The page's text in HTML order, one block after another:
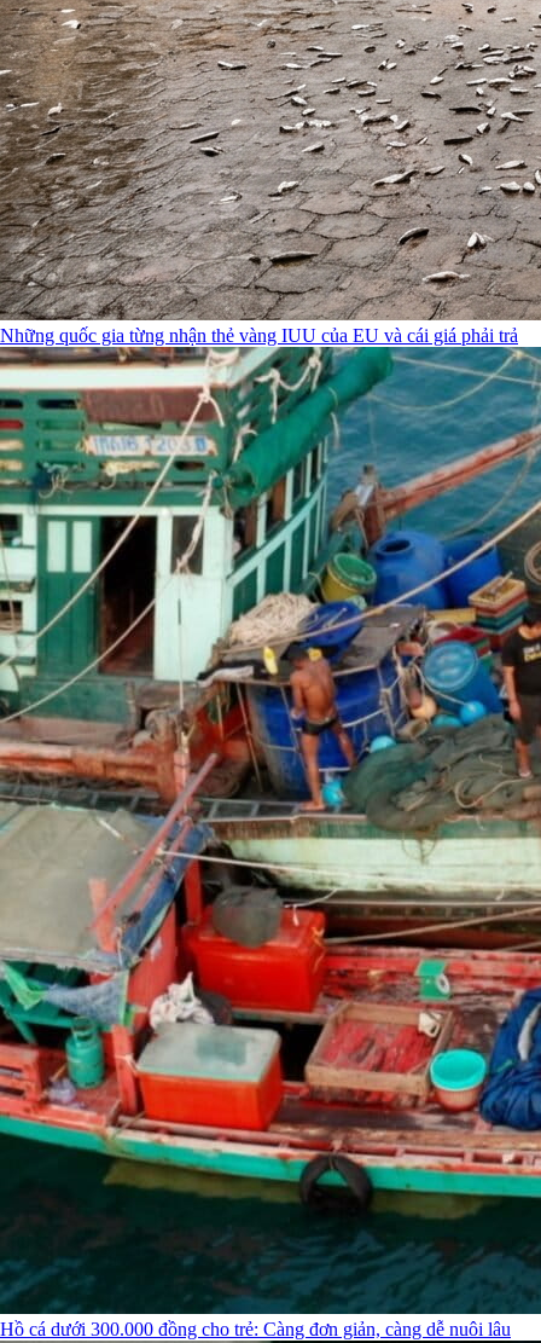
Những quốc gia từng nhận thẻ vàng IUU của EU và cái giá phải trả
Hồ cá dưới 300.000 đồng cho trẻ: Càng đơn giản, càng dễ nuôi lâu